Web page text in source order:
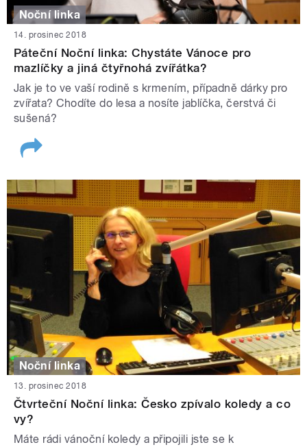
Noční linka
14. prosinec 2018
Páteční Noční linka: Chystáte Vánoce pro
mazlíčky a jiná čtyřnohá zvířátka?
Jak je to ve vaší rodině s krmením, případně dárky pro
zvířata? Chodíte do lesa a nosíte jablíčka, čerstvá či
sušená?
Noční linka
13. prosinec 2018
Čtvrteční Noční linka: Česko zpívalo koledy a co
vy?
Máte rádi vánoční koledy a připojili jste se k